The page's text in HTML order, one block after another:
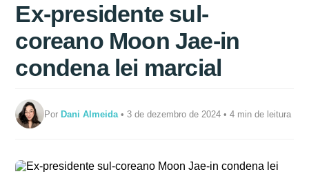
Ex-presidente sul-
coreano Moon Jae-in
condena lei marcial
PorDani Almeida • 3 de dezembro de 2024 • 4 min de leitura